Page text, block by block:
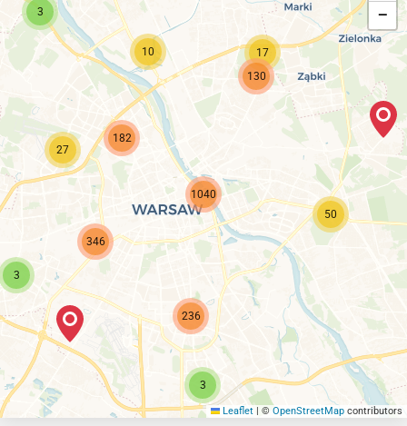
50
1040
182
130
236
17
346
27
10
3
3
3
−
Leaflet | © OpenStreetMap contributors